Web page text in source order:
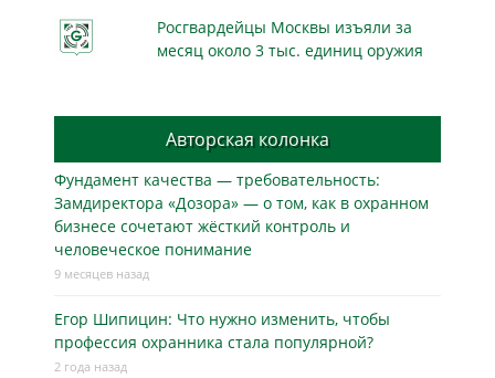
Росгвардейцы Москвы изъяли за
месяц около 3 тыс. единиц оружия
Авторская колонка
Фундамент качества — требовательность:
Замдиректора «Дозора» — о том, как в охранном
бизнесe сочетают жёсткий контроль и
человеческое понимание
9 месяцев назад
Егор Шипицин: Что нужно изменить, чтобы
профессия охранника стала популярной?
2 года назад